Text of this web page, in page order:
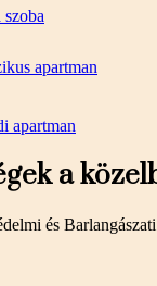
apartman
apartman
a
és